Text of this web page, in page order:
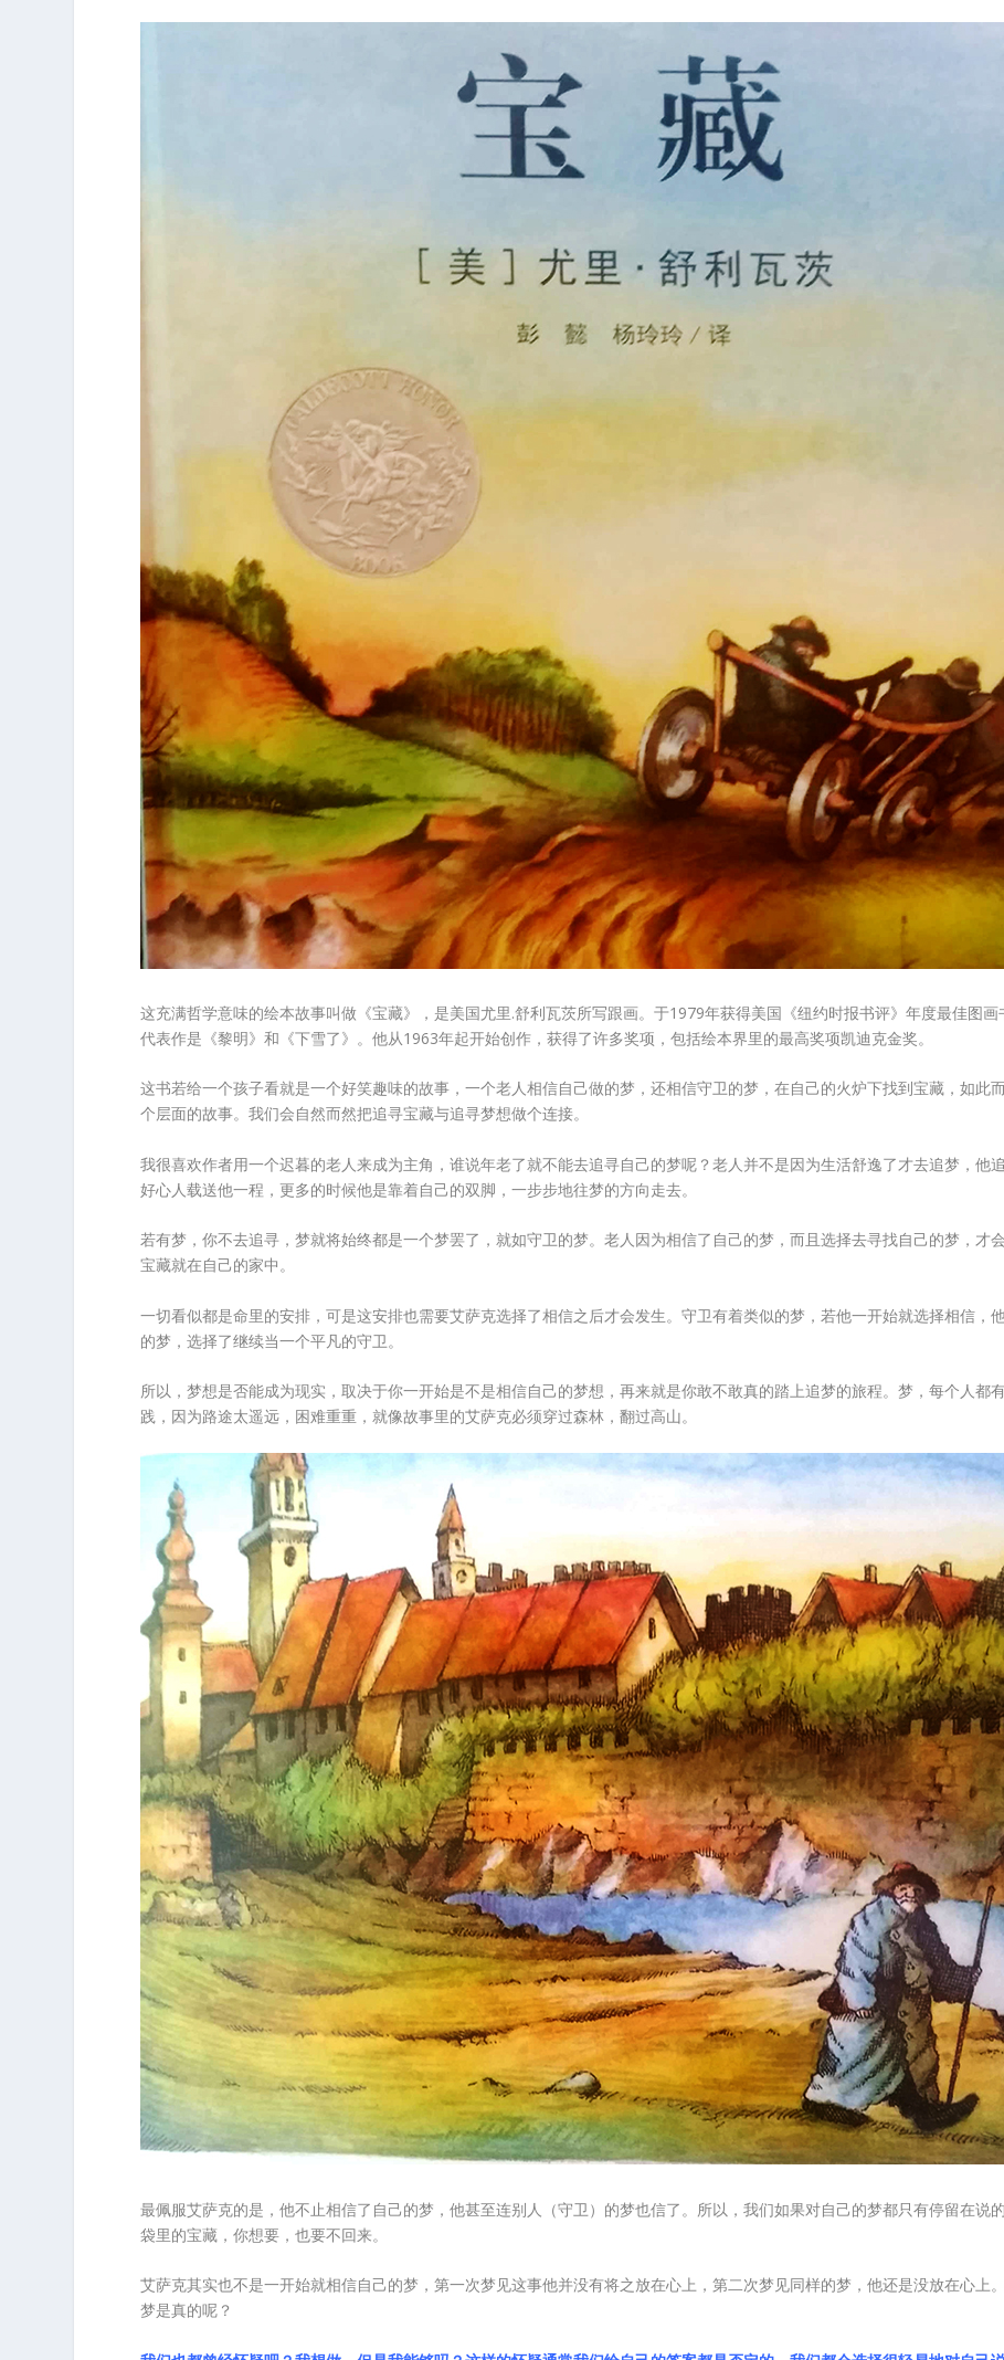
这充满哲学意味的绘本故事叫做《宝藏》，是美国尤里.舒利瓦茨所写跟画。于1979年获得美国《纽约时报书评》年度最佳图
代表作是《黎明》和《下雪了》。他从1963年起开始创作，获得了许多奖项，包括绘本界里的最高奖项凯迪克金奖。
这书若给一个孩子看就是一个好笑趣味的故事，一个老人相信自己做的梦，还相信守卫的梦，在自己的火炉下找到宝藏，如此
个层面的故事。我们会自然而然把追寻宝藏与追寻梦想做个连接。
我很喜欢作者用一个迟暮的老人来成为主角，谁说年老了就不能去追寻自己的梦呢？老人并不是因为生活舒逸了才去追梦，他
好心人载送他一程，更多的时候他是靠着自己的双脚，一步步地往梦的方向走去。
若有梦，你不去追寻，梦就将始终都是一个梦罢了，就如守卫的梦。老人因为相信了自己的梦，而且选择去寻找自己的梦，才
宝藏就在自己的家中。
一切看似都是命里的安排，可是这安排也需要艾萨克选择了相信之后才会发生。守卫有着类似的梦，若他一开始就选择相信，
的梦，选择了继续当一个平凡的守卫。
所以，梦想是否能成为现实，取决于你一开始是不是相信自己的梦想，再来就是你敢不敢真的踏上追梦的旅程。梦，每个人都
践，因为路途太遥远，困难重重，就像故事里的艾萨克必须穿过森林，翻过高山。
最佩服艾萨克的是，他不止相信了自己的梦，他甚至连别人（守卫）的梦也信了。所以，我们如果对自己的梦都只有停留在说
袋里的宝藏，你想要，也要不回来。
艾萨克其实也不是一开始就相信自己的梦，第一次梦见这事他并没有将之放在心上，第二次梦见同样的梦，他还是没放在心上
梦是真的呢？